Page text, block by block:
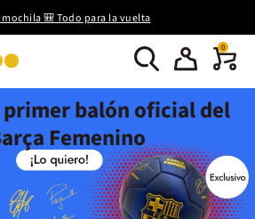
mochila 🎒 Todo para la vuelta
0
balón oficial del
Femenino